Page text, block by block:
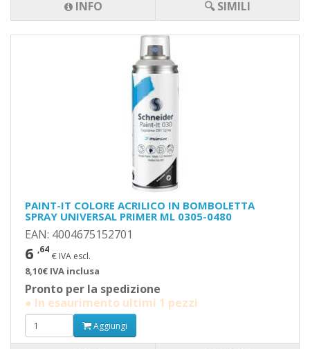
INFO 🔍 SIMILI
PAINT-IT COLORE ACRILICO IN BOMBOLETTA
SPRAY UNIVERSAL PRIMER ML 0305-0480
EAN: 4004675152701
6 ,64
€ IVA escl.
8,10€ IVA inclusa
Pronto per la spedizione
● In esaurimento ultimi 1 pezzi
Aggiungi